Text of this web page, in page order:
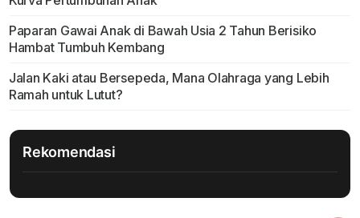
Paparan Gawai Anak di Bawah Usia 2 Tahun Berisiko
Hambat Tumbuh Kembang
Jalan Kaki atau Bersepeda, Mana Olahraga yang Lebih
Ramah untuk Lutut?
Rekomendasi